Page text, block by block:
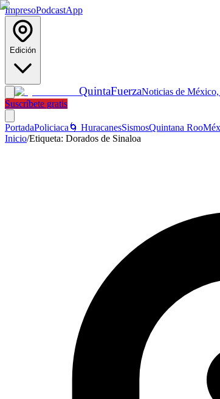
ImpresoPodcastApp
Edición
QuintaFuerzaNoticias de
Suscríbete gratis
PortadaPoliciaca 🌀 HuracanesSismosQuintana Roo
Inicio/Etiqueta: Dorados de Sinaloa